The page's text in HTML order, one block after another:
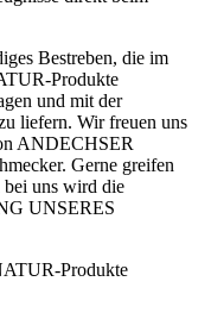
Bestreben, die im
Produkte
und mit der
liefern. Wir freuen uns
ANDECHSER
Gerne greifen
uns wird die
UNSERES
Produkte